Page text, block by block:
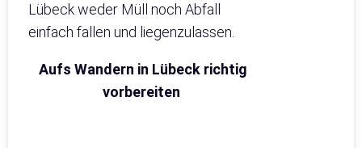
Lübeck weder Müll noch Abfall
einfach fallen und liegenzulassen.
Aufs Wandern in Lübeck richtig
vorbereiten